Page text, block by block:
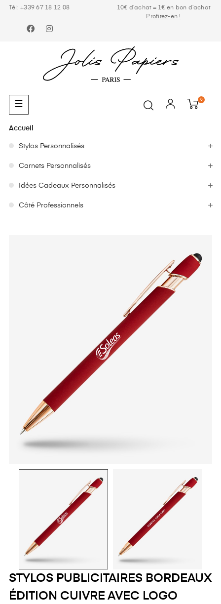
Tél: +339 67 18 12 08
10€ d’achat = 1€ en bon d’achat
Profitez-en !
Facebook
0
Basculer
la
navigation
☰
Accueil
Stylos Personnalisés
Carnets Personnalisés
Idées Cadeaux Personnalisés
Côté Professionnels
STYLOS PUBLICITAIRES BORDEAUX
ÉDITION CUIVRE AVEC LOGO